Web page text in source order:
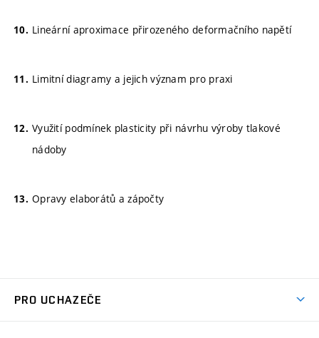
Lineární aproximace přirozeného deformačního napětí
Limitní diagramy a jejich význam pro praxi
Využití podmínek plasticity při návrhu výroby tlakové
nádoby
Opravy elaborátů a zápočty
PRO UCHAZEČE